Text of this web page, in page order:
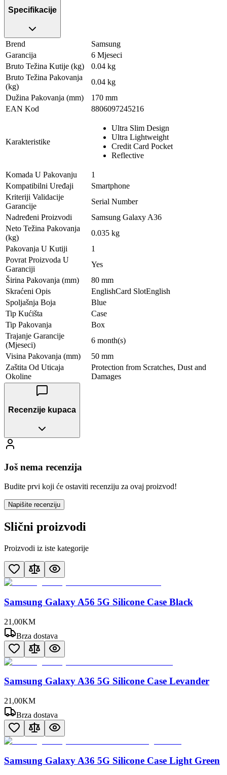
Specifikacije
Brend
Samsung
Garancija
6 Mjeseci
Bruto Težina Kutije (kg)
0.04 kg
Bruto Težina Pakovanja
(kg)
0.04 kg
Dužina Pakovanja (mm)
170 mm
EAN Kod
8806097245216
Karakteristike
Ultra Slim Design
Ultra Lightweight
Credit Card Pocket
Reflective
Komada U Pakovanju
1
Kompatibilni Uređaji
Smartphone
Kriteriji Validacije
Garancije
Serial Number
Nadređeni Proizvodi
Samsung Galaxy A36
Neto Težina Pakovanja
(kg)
0.035 kg
Pakovanja U Kutiji
1
Povrat Proizvoda U
Garanciji
Yes
Širina Pakovanja (mm)
80 mm
Skraćeni Opis
EnglishCard SlotEnglish
Spoljašnja Boja
Blue
Tip Kućišta
Case
Tip Pakovanja
Box
Trajanje Garancije
(Mjeseci)
6 month(s)
Visina Pakovanja (mm)
50 mm
Zaštita Od Uticaja
Okoline
Protection from Scratches, Dust and
Damages
Recenzije kupaca
Još nema recenzija
Budite prvi koji će ostaviti recenziju za ovaj proizvod!
Napišite recenziju
Slični proizvodi
Proizvodi iz iste kategorije
Samsung Galaxy A56 5G Silicone Case Black
21 ,00KM
Brza dostava
Samsung Galaxy A36 5G Silicone Case Levander
21 ,00KM
Brza dostava
Samsung Galaxy A36 5G Silicone Case Light Green